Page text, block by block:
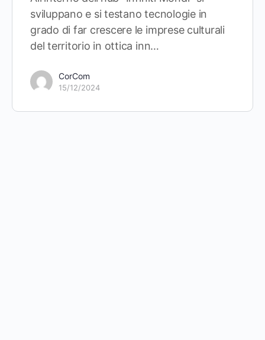
sviluppano e si testano tecnologie in
grado di far crescere le imprese culturali
del territorio in ottica inn…
CorCom
15/12/2024